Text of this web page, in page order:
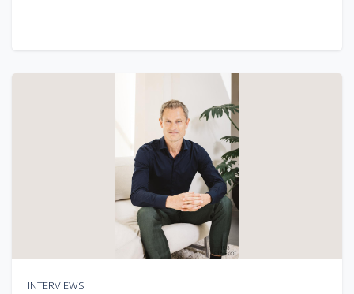
INTERVIEWS